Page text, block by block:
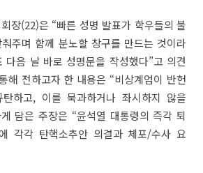
장(22)은 “빠른 성명 발표가 학우들의 불
주며 함께 분노할 창구를 만드는 것이라
다음 날 바로 성명문을 작성했다”고 의견
해 전하고자 한 내용은 “비상계엄이 반헌
탄하고, 이를 묵과하거나 좌시하지 않을
담은 주장은 “윤석열 대통령의 즉각 퇴
각각 탄핵소추안 의결과 체포/수사 요